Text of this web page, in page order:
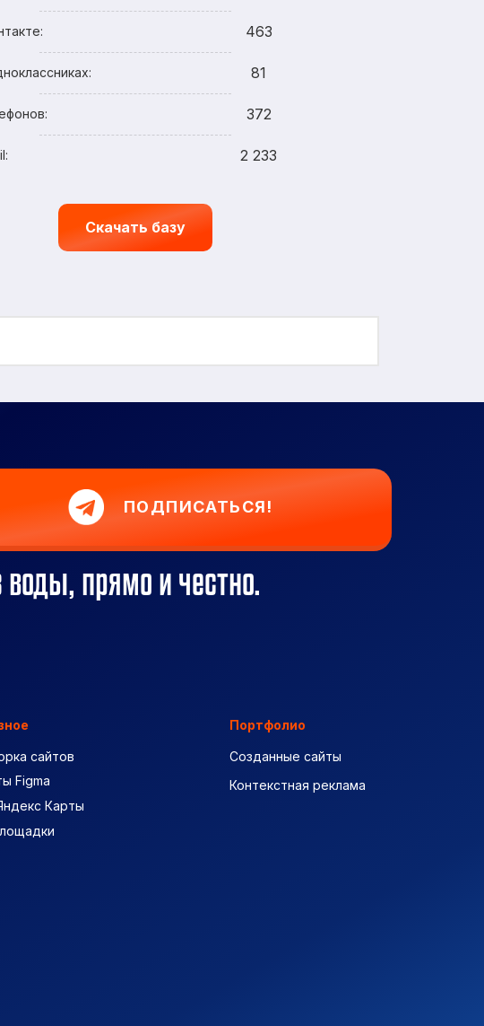
463
81
372
2 233
Скачать базу
ПОДПИСАТЬСЯ!
воды, прямо и честно.
сайтов
Figma
Карты
Портфолио
Созданные сайты
Контекстная реклама